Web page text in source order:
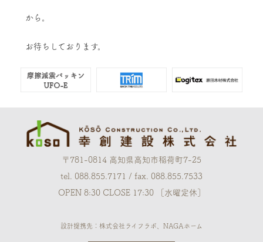
から。
お待ちしております。
〒781-0814 高知県高知市稲荷町7-25
tel. 088.855.7171 / fax. 088.855.7533
OPEN 8:30 CLOSE 17:30 ［水曜定休］
設計提携先：株式会社ライフラボ、NAGAホーム